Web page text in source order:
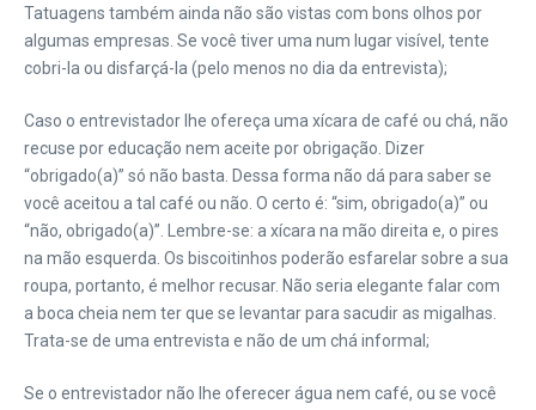
Tatuagens também ainda não são vistas com bons olhos por
algumas empresas. Se você tiver uma num lugar visível, tente
cobri-la ou disfarçá-la (pelo menos no dia da entrevista);
Caso o entrevistador lhe ofereça uma xícara de café ou chá, não
recuse por educação nem aceite por obrigação. Dizer
“obrigado(a)” só não basta. Dessa forma não dá para saber se
você aceitou a tal café ou não. O certo é: “sim, obrigado(a)” ou
“não, obrigado(a)”. Lembre-se: a xícara na mão direita e, o pires
na mão esquerda. Os biscoitinhos poderão esfarelar sobre a sua
roupa, portanto, é melhor recusar. Não seria elegante falar com
a boca cheia nem ter que se levantar para sacudir as migalhas.
Trata-se de uma entrevista e não de um chá informal;
Se o entrevistador não lhe oferecer água nem café, ou se você